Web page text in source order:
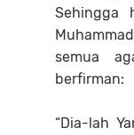
Sehingga
semua
berfirman:
“Dia-lah